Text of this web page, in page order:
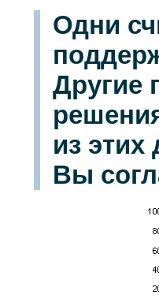
Одни
Другие
из этих
Вы